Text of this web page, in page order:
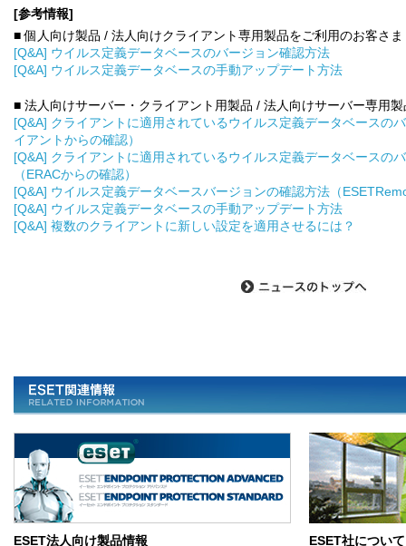
[参考情報]
■ 個人向け製品 / 法人向けクライアント専用製品をご利用のお客さま
[Q&A] ウイルス定義データベースのバージョン確認方法
[Q&A] ウイルス定義データベースの手動アップデート方法
■ 法人向けサーバー・クライアント用製品 / 法人向けサーバー専用
[Q&A] クライアントに適用されているウイルス定義データベースの
イアントからの確認）
[Q&A] クライアントに適用されているウイルス定義データベースの
（ERACからの確認）
[Q&A] ウイルス定義データベースバージョンの確認方法（
[Q&A] ウイルス定義データベースの手動アップデート方法
[Q&A] 複数のクライアントに新しい設定を適用させるには？
ESET法人向け製品情報 ESET社について